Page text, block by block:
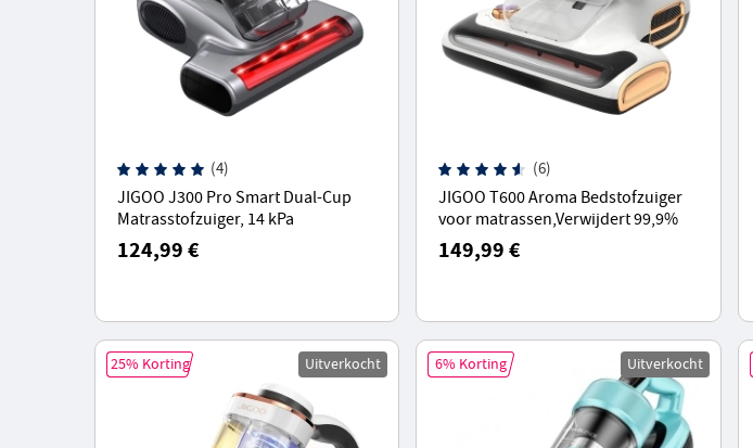
(4)
JIGOO J300 Pro Smart Dual-Cup
Matrasstofzuiger, 14 kPa
Zuigkracht, Diepe U-Fir Sterilisatie,
UV-licht - Grijs
124,99 €
(6)
JIGOO T600 Aroma Bedstofzuiger
voor matrassen,Verwijdert 99,9%
allergenen van bed&sofa, 60°C 5s
snelle verwarming-Wit
149,99 €
25% Korting Uitverkocht 6% Korting Uitverkocht